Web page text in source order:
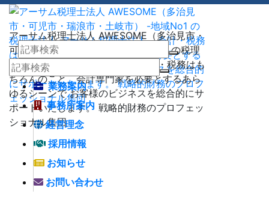
アーサム税理士法人 AWESOME（多治見市・
可児市・瑞浪市・土岐市） -地域No1 の税理
士法人 アーサム税理士法人 – 会計・税務はも
ちろんのこと、会計専門家を必要とするあら
ゆるシーンで お客様のビジネスを総合的にサ
ポートいたします。 戦略的財務のプロフェッ
ショナル集団
業務案内
事務所案内
経営理念
採用情報
お知らせ
お問い合わせ